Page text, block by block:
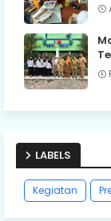
LABELS
Kegiatan